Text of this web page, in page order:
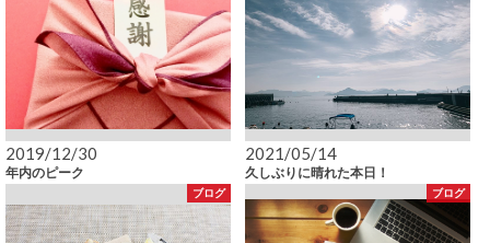
2019/12/30
年内のピーク
2021/05/14
久しぶりに晴れた本日！
ブログ ブログ